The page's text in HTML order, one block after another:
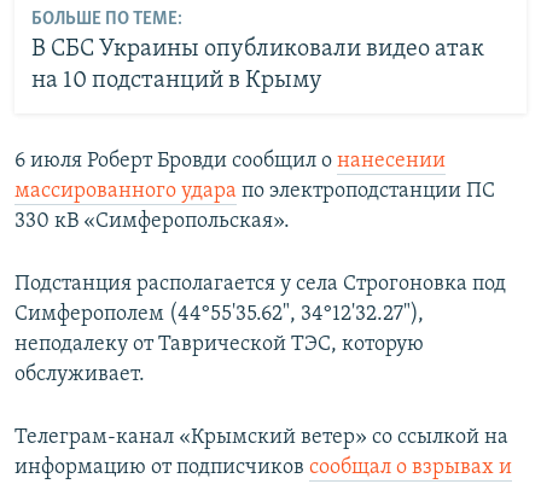
БОЛЬШЕ ПО ТЕМЕ:
В СБС Украины опубликовали видео атак
на 10 подстанций в Крыму
6 июля Роберт Бровди сообщил о нанесении
массированного удара по электроподстанции ПС
330 кВ «Симферопольская».
Подстанция располагается у села Строгоновка под
Симферополем (44°55'35.62", 34°12'32.27"),
неподалеку от Таврической ТЭС, которую
обслуживает.
Телеграм-канал «Крымский ветер» со ссылкой на
информацию от подписчиков сообщал о взрывах и